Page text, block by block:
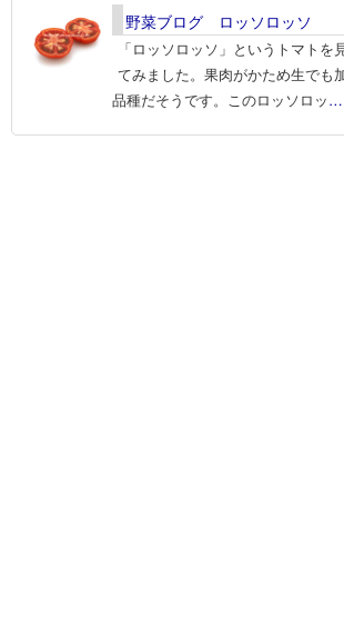
野菜ブログ ロッソロッソ
「ロッソロッソ」というトマトを
てみました。果肉がかため生でも
品種だそうです。このロッソロッ